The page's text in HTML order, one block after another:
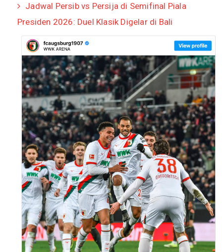
Jadwal Persib vs Persija di Semifinal Piala
Presiden 2026: Duel Klasik Digelar di Bali